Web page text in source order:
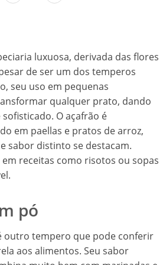
luxuosa, derivada das flores
de ser um dos temperos
seu uso em pequenas
qualquer prato, dando
O açafrão é
em paellas e pratos de arroz,
sabor distinto se destacam.
receitas como risotos ou sopas
pó
outro tempero que pode conferir
aos alimentos. Seu sabor